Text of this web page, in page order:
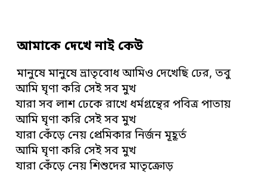
আমাকে দেখে নাই কেউ
মানুষে মানুষে ভ্রাতৃবোধ আমিও দেখেছি ঢের, তবু
আমি ঘৃণা করি সেই সব মুখ
যারা সব লাশ ঢেকে রাখে ধর্মগ্রন্থের পবিত্র পাতায়
আমি ঘৃণা করি সেই সব মুখ
যারা কেঁড়ে নেয় প্রেমিকার নির্জন মূহূর্ত
আমি ঘৃণা করি সেই সব মুখ
যারা কেঁড়ে নেয় শিশুদের মাতৃক্রোড়